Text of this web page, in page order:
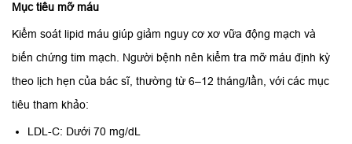
Mục tiêu mỡ máu
Kiểm soát lipid máu giúp giảm nguy cơ xơ vữa động mạch và
biến chứng tim mạch. Người bệnh nên kiểm tra mỡ máu định kỳ
theo lịch hẹn của bác sĩ, thường từ 6–12 tháng/lần, với các mục
tiêu tham khảo:
LDL-C: Dưới 70 mg/dL